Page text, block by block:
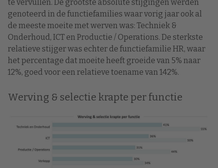
te vervullen. De grootste absolute stijgingen werden
genoteerd in de functiefamilies waar vorig jaar ook al
de meeste moeite met werven was: Techniek &
Onderhoud, ICT en Productie / Operations. De sterkste
relatieve stijger was echter de functiefamilie HR, waar
het percentage dat moeite heeft groeide van 5% naar
12%, goed voor een relatieve toename van 142%.
Werving & selectie krapte per functie